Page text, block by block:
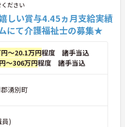
ださい
しい賞与4.45ヵ月支給実績
にて介護福祉士の募集★
～20.1万円程度 諸手当込
～306万円程度 諸手当込
湧別町
員)